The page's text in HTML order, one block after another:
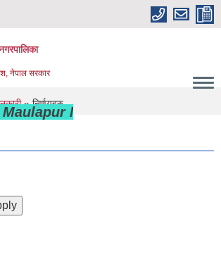
नेपाल सरकार
Municipality
» निर्णयहरु